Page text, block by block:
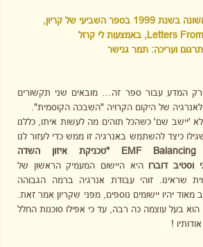
השביעי של קריון,
Letters, באמצעות לי קרול
תרגום ועריכה: תמר גנישר
המדע עבור ספר זה… מובאים שני תקשורים
של היקום הקרויה "השבכה הקוסמית".
'יישב שם' כשהכל תוהים מה לעשות איתו, כללנו
כיצד להשתמש באנרגיה זו ממש כדי לעזור לנו
EMF Balancing
"טכניקת איזון השדה
וסטיב דוברו היא היישום המעמיק הראשון של
שראינו. זוהי עבודת אנרגיה ברמה הגבוהה
מאוד יהיו יישומים נוספים, מפני שקריון אמר זאת.
הוא בעל עוצמה כה רבה, עד כי אפילו סוכנות החלל
!